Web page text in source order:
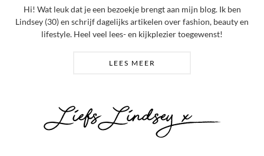
Hi! Wat leuk dat je een bezoekje brengt aan mijn blog. Ik ben
Lindsey (30) en schrijf dagelijks artikelen over fashion, beauty en
lifestyle. Heel veel lees- en kijkplezier toegewenst!
LEES MEER